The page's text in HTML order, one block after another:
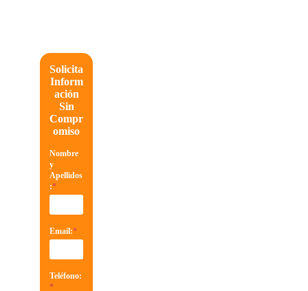
Solicita
Inform
ación
Sin
Compr
omiso
Nombre
y
Apellidos
:*
Email:*
Teléfono:
*